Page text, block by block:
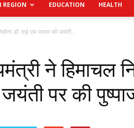
REGION EDUCATION HEALTH
डाॅ. वाई एस परमार की जयंती...
ने हिमाचल
पर की